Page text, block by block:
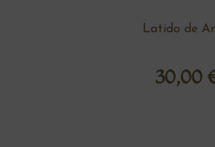
Latido de
30,00